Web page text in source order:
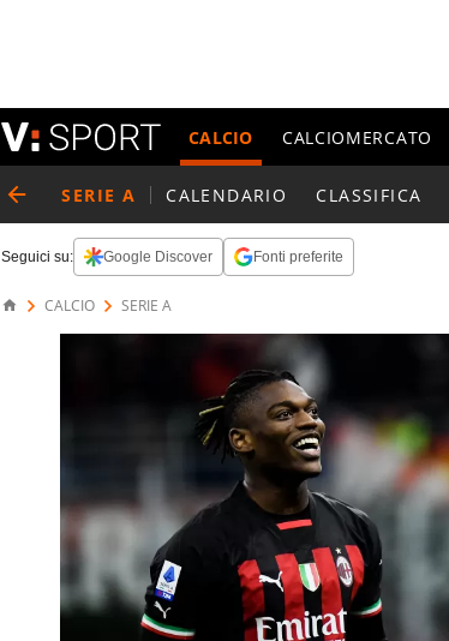
CALCIO CALCIOMERCATO
SERIE A CALENDARIO CLASSIFICA
Seguici su: Google Discover Fonti preferite
CALCIO SERIE A